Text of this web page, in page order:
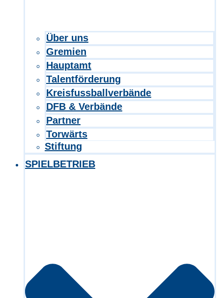
Über uns
Gremien
Hauptamt
Talentförderung
Kreisfussballverbände
DFB & Verbände
Partner
Torwärts
Stiftung
SPIELBETRIEB